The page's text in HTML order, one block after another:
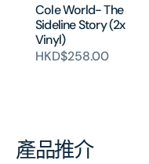
Cole World- The
Sideline Story (2x
Vinyl)
HKD$258.00
產品推介